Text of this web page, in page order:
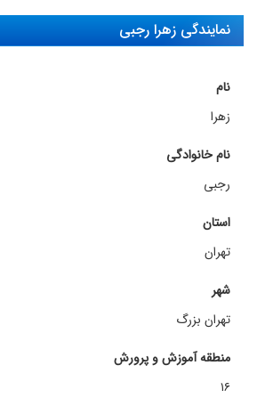
نمایندگی زهرا رجبی
نام
زهرا
نام خانوادگی
رجبی
استان
تهران
شهر
تهران بزرگ
منطقه آموزش و پرورش
۱۶